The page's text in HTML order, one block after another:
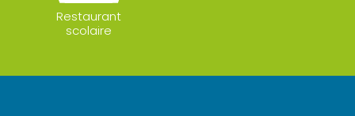
Restaurant
scolaire